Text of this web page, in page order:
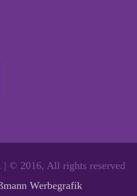
© 2016, All rights reserved
Werbegrafik